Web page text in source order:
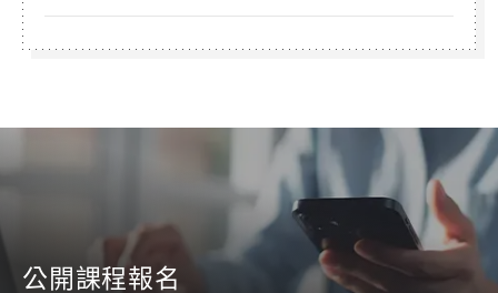
公開課程報名